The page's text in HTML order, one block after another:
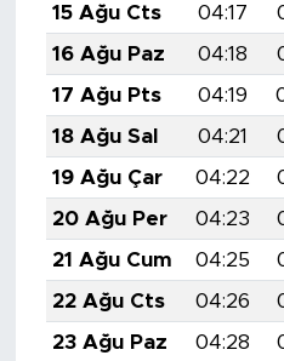
15 Ağu Cts
04:17
16 Ağu Paz
04:18
17 Ağu Pts
04:19
18 Ağu Sal
04:21
19 Ağu Çar
04:22
20 Ağu Per
04:23
21 Ağu Cum
04:25
22 Ağu Cts
04:26
23 Ağu Paz
04:28